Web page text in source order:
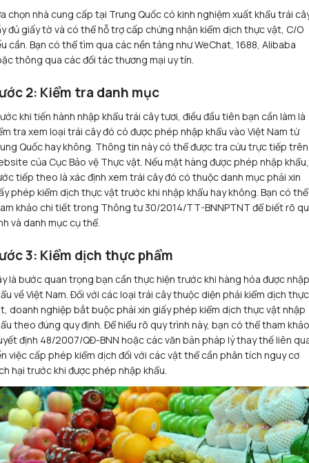
chọn nhà cung cấp tại Trung Quốc có kinh nghiệm xuất khẩu trái
đủ giấy tờ và có thể hỗ trợ cấp chứng nhận kiểm dịch thực vật, C/O
cần. Bạn có thể tìm qua các nền tảng như WeChat, 1688, Alibaba
thông qua các đối tác thương mại uy tín.
2: Kiểm tra danh mục
khi tiến hành nhập khẩu trái cây tươi, điều đầu tiên bạn cần làm là
tra xem loại trái cây đó có được phép nhập khẩu vào Việt Nam từ
Quốc hay không. Thông tin này có thể được tra cứu trực tiếp trên
của Cục Bảo vệ Thực vật. Nếu mặt hàng được phép nhập khẩu,
tiếp theo là xác định xem trái cây đó có thuộc danh mục phải xin
phép kiểm dịch thực vật trước khi nhập khẩu hay không. Bạn có thể
khảo chi tiết trong Thông tư 30/2014/TT-BNNPTNT để biết rõ
và danh mục cụ thể.
3: Kiểm dịch thực phẩm
là bước quan trọng bạn cần thực hiện trước khi hàng hóa được nhập
về Việt Nam. Đối với các loại trái cây thuộc diện phải kiểm dịch thực
doanh nghiệp bắt buộc phải xin giấy phép kiểm dịch thực vật nhập
theo đúng quy định. Để hiểu rõ quy trình này, bạn có thể tham khảo
định 48/2007/QĐ-BNN hoặc các văn bản pháp lý thay thế liên
việc cấp phép kiểm dịch đối với các vật thể cần phân tích nguy cơ
hại trước khi được phép nhập khẩu.